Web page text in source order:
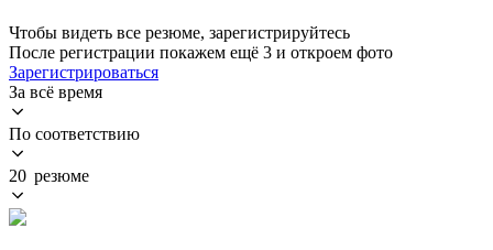
Чтобы видеть все резюме, зарегистрируйтесь
После регистрации покажем ещё 3 и откроем фото
Зарегистрироваться
За всё время
По соответствию
20 резюме